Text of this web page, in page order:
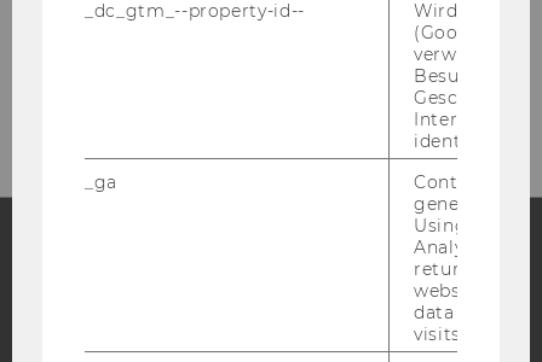
Blog
_dc_gtm_--property-id--
Wird von
(Google Tag
verwendet,
Besucher
Geschlecht
Interessen zu
identifizieren.
_ga
Contains a
generated
Using this
Analytics can
returning
website and
data from
visits.